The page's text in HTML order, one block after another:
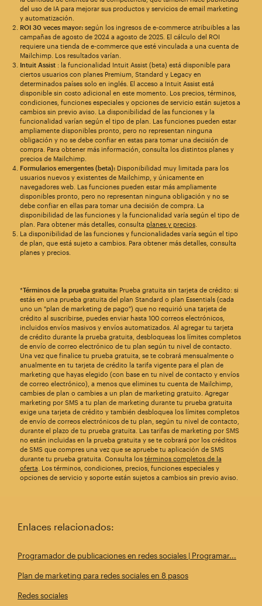
del uso de IA para mejorar sus productos y servicios de email marketing
y automatización.
ROI 30 veces mayor:según los ingresos de e-commerce atribuibles a las
campañas de agosto de 2024 a agosto de 2025. El cálculo del ROI
requiere una tienda de e-commerce que esté vinculada a una cuenta de
Mailchimp. Los resultados varían.
Intuit Assist: la funcionalidad Intuit Assist (beta) está disponible para
ciertos usuarios con planes Premium, Standard y Legacy en
determinados países solo en inglés. El acceso a Intuit Assist está
disponible sin costo adicional en este momento. Los precios, términos,
condiciones, funciones especiales y opciones de servicio están sujetos a
cambios sin previo aviso. La disponibilidad de las funciones y la
funcionalidad varían según el tipo de plan. Las funciones pueden estar
ampliamente disponibles pronto, pero no representan ninguna
obligación y no se debe confiar en estas para tomar una decisión de
compra. Para obtener más información, consulta los distintos planes y
precios de Mailchimp.
Formularios emergentes (beta):Disponibilidad muy limitada para los
usuarios nuevos y existentes de Mailchimp, y únicamente en
navegadores web. Las funciones pueden estar más ampliamente
disponibles pronto, pero no representan ninguna obligación y no se
debe confiar en ellas para tomar una decisión de compra. La
disponibilidad de las funciones y la funcionalidad varía según el tipo de
plan. Para obtener más detalles, consulta planes y precios.
La disponibilidad de las funciones y funcionalidades varía según el tipo
de plan, que está sujeto a cambios. Para obtener más detalles, consulta
planes y precios.
*Términos de la prueba gratuita:Prueba gratuita sin tarjeta de crédito: si
estás en una prueba gratuita del plan Standard o plan Essentials (cada
uno un "plan de marketing de pago") que no requirió una tarjeta de
crédito al suscribirse, puedes enviar hasta 100 correos electrónicos,
incluidos envíos masivos y envíos automatizados. Al agregar tu tarjeta
de crédito durante la prueba gratuita, desbloqueas los límites completos
de envío de correo electrónico de tu plan según tu nivel de contacto.
Una vez que finalice tu prueba gratuita, se te cobrará mensualmente o
anualmente en tu tarjeta de crédito la tarifa vigente para el plan de
marketing que hayas elegido (con base en tu nivel de contacto y envíos
de correo electrónico), a menos que elimines tu cuenta de Mailchimp,
cambies de plan o cambies a un plan de marketing gratuito. Agregar
marketing por SMS a tu plan de marketing durante tu prueba gratuita
exige una tarjeta de crédito y también desbloquea los límites completos
de envío de correos electrónicos de tu plan, según tu nivel de contacto,
durante el plazo de tu prueba gratuita. Las tarifas de marketing por SMS
no están incluidas en la prueba gratuita y se te cobrará por los créditos
de SMS que compres una vez que se apruebe tu aplicación de SMS
durante tu prueba gratuita. Consulta los términos completos de la
oferta . Los términos, condiciones, precios, funciones especiales y
opciones de servicio y soporte están sujetos a cambios sin previo aviso.
Enlaces relacionados:
Programador de publicaciones en redes sociales | Programar...
Plan de marketing para redes sociales en 8 pasos
Redes sociales